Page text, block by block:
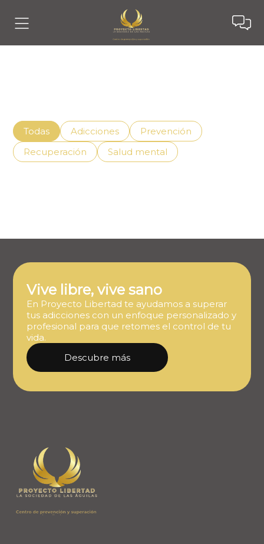
Todas Adicciones
Prevención
Recuperación
Salud mental
Vive libre, vive sano
En Proyecto Libertad te ayudamos a superar
tus adicciones con un enfoque personalizado y
profesional para que retomes el control de tu
vida.
Descubre más